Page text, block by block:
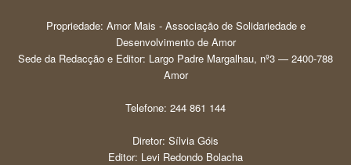
Propriedade: Amor Mais - Associação de Solidariedade e
Desenvolvimento de Amor
Sede da Redacção e Editor: Largo Padre Margalhau, nº3 — 2400-788
Amor
Telefone: 244 861 144
Diretor: Sílvia Góis
Editor: Levi Redondo Bolacha